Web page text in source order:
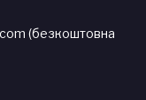
(безкоштовна